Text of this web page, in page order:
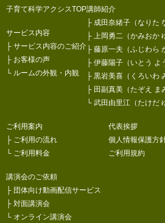
子育て科学アクシスTOP
サービス内容
├ サービス内容のご紹介
├ お客様の声
└ ルームの外観・内観
講師紹介
├ 成田奈緒子（なりた
├ 上岡勇二（かみおか
├ 藤原一夫（ふじわら
├ 伊藤陽子（いとう よ
├ 黒岩美喜（くろいわ
├ 田副真美（たぞえ ま
└ 武田由里江（たけだ
ご利用案内
├ ご利用の流れ
└ ご利用料金
講演会のご依頼
├ 団体向け動画配信サービス
├ 対面講演会
└ オンライン講演会
代表挨拶
個人情報保護方
ご利用規約